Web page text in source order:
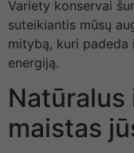
Variety konservai
suteikiantis mūsų
mitybą, kuri
energiją.
maistas